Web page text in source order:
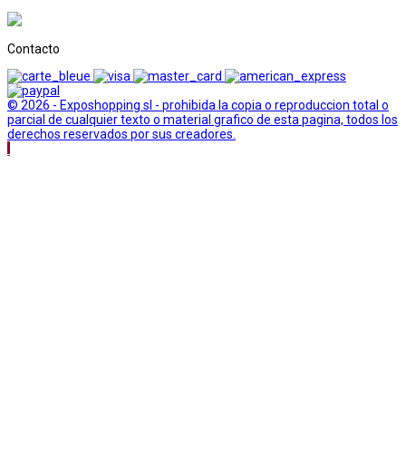
Contacto
© 2026 - Exposhopping sl - prohibida la copia o reproduccion total o
parcial de cualquier texto o material grafico de esta pagina, todos los
derechos reservados por sus creadores.